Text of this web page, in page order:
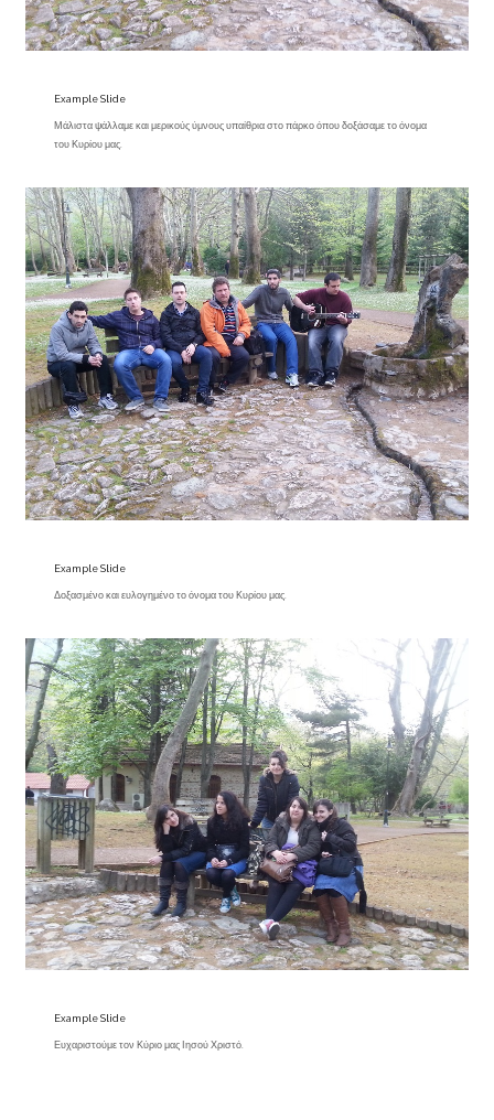
Example Slide
Μάλιστα ψάλλαμε και μερικούς ύμνους υπαίθρια στο πάρκο όπου δοξάσαμε το όνομα
του Κυρίου μας.
Example Slide
Δοξασμένο και ευλογημένο το όνομα του Κυρίου μας.
Example Slide
Ευχαριστούμε τον Κύριο μας Ιησού Χριστό.